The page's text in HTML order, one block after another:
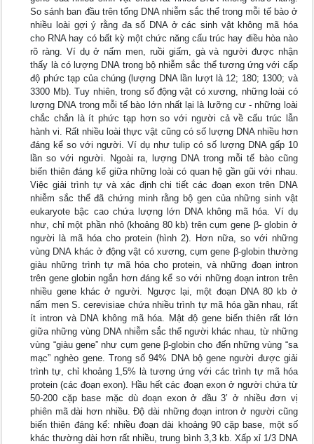
So sánh ban đầu trên tổng DNA nhiễm sắc thể trong mỗi tế bào ở
nhiều loài gợi ý rằng đa số DNA ở các sinh vật không mã hóa
cho RNA hay có bất kỳ một chức năng cấu trúc hay điều hòa nào
rõ ràng. Ví dụ ở nấm men, ruồi giấm, gà và người được nhận
thấy là có lượng DNA trong bộ nhiễm sắc thể tương ứng với cấp
độ phức tạp của chúng (lượng DNA lần lượt là 12; 180; 1300; và
3300 Mb). Tuy nhiên, trong số động vật có xương, những loài có
lượng DNA trong mỗi tế bào lớn nhất lại là lưỡng cư - những loài
chắc chắn là ít phức tạp hơn so với người cả về cấu trúc lẫn
hành vi. Rất nhiều loài thực vật cũng có số lượng DNA nhiều hơn
đáng kể so với người. Ví dụ như tulip có số lượng DNA gấp 10
lần so với người. Ngoài ra, lượng DNA trong mỗi tế bào cũng
biến thiên đáng kể giữa những loài có quan hệ gần gũi với nhau.
Việc giải trình tự và xác định chi tiết các đoạn exon trên DNA
nhiễm sắc thể đã chứng minh rằng bộ gen của những sinh vật
eukaryote bậc cao chứa lượng lớn DNA không mã hóa. Ví dụ
như, chỉ một phần nhỏ (khoảng 80 kb) trên cụm gene β- globin ở
người là mã hóa cho protein (hình 2). Hơn nữa, so với những
vùng DNA khác ở động vật có xương, cụm gene β-globin thường
giàu những trình tự mã hóa cho protein, và những đoạn intron
trên gene globin ngắn hơn đáng kể so với những đoạn intron trên
nhiều gene khác ở người. Ngược lại, một đoạn DNA 80 kb ở
nấm men S. cerevisiae chứa nhiều trình tự mã hóa gần nhau, rất
ít intron và DNA không mã hóa. Mật độ gene biến thiên rất lớn
giữa những vùng DNA nhiễm sắc thể người khác nhau, từ những
vùng “giàu gene” như cụm gene β-globin cho đến những vùng “sa
mạc” nghèo gene. Trong số 94% DNA bộ gene người được giải
trình tự, chỉ khoảng 1,5% là tương ứng với các trình tự mã hóa
protein (các đoạn exon). Hầu hết các đoạn exon ở người chứa từ
50-200 cặp base mặc dù đoạn exon ở đầu 3’ ở nhiều đơn vị
phiên mã dài hơn nhiều. Độ dài những đoạn intron ở người cũng
biến thiên đáng kể: nhiều đoạn dài khoảng 90 cặp base, một số
khác thường dài hơn rất nhiều, trung bình 3,3 kb. Xấp xỉ 1/3 DNA